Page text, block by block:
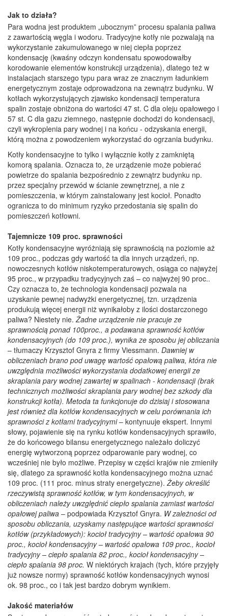
Jak to działa?
Para wodna jest produktem „ubocznym” procesu spalania paliwa
z zawartością węgla i wodoru. Tradycyjne kotły nie pozwalają na
wykorzystanie zakumulowanego w niej ciepła poprzez
kondensację (kwaśny odczyn kondensatu spowodowałby
korodowanie elementów konstrukcji urządzenia), dlatego też w
instalacjach starszego typu para wraz ze znacznym ładunkiem
energetycznym zostaje odprowadzona na zewnątrz budynku. W
kotłach wykorzystujących zjawisko kondensacji temperatura
spalin zostaje obniżona do wartości 47 st. C dla oleju opałowego i
57 st. C dla gazu ziemnego, następnie dochodzi do kondensacji,
czyli wykroplenia pary wodnej i na końcu - odzyskania energii,
którą można z powodzeniem wykorzystać do ogrzania budynku.
Kotły kondensacyjne to tylko i wyłącznie kotły z zamkniętą
komorą spalania. Oznacza to, że urządzenie może pobierać
powietrze do spalania bezpośrednio z zewnątrz budynku np.
przez specjalny przewód w ścianie zewnętrznej, a nie z
pomieszczenia, w którym zainstalowany jest kocioł. Ponadto
ogranicza to do minimum ryzyko przedostania się spalin do
pomieszczeń kotłowni.
Tajemnicze 109 proc. sprawności
Kotły kondensacyjne wyróżniają się sprawnością na poziomie aż
109 proc., podczas gdy wartość ta dla innych urządzeń, np.
nowoczesnych kotłów niskotemperaturowych, osiąga co najwyżej
95 proc., w przypadku tradycyjnych zaś – co najwyżej 90 proc..
Czy oznacza to, że technologia kondensacji pozwala na
uzyskanie pewnej nadwyżki energetycznej, tzn. urządzenia
produkują więcej energii niż wynikałoby z ilości dostarczonego
paliwa? Niestety nie. Żadne urządzenie nie pracuje ze
sprawnością ponad 100proc., a podawana sprawność kotłów
kondensacyjnych (do 109 proc.), wynika ze sposobu jej obliczania
– tłumaczy Krzysztof Gnyra z firmy Viessmann. Dawniej w
obliczeniach brano pod uwagę wartość opałową paliwa, która nie
uwzględnia możliwości wykorzystania dodatkowej energii ze
skraplania pary wodnej zawartej w spalinach - kondensacji (brak
technicznych możliwości skraplania pary wodnej bez szkody dla
konstrukcji kotła). Metoda ta funkcjonuje do dzisiaj i stosowana
jest również dla kotłów kondensacyjnych w celu porównania ich
sprawności z kotłami tradycyjnymi– kontynuuje ekspert. Innymi
słowy, pojawienie się na rynku kotłów kondensacyjnych sprawiło,
że do końcowego bilansu energetycznego należało doliczyć
energię wytworzoną poprzez odparowanie pary wodnej, co
wcześniej nie było możliwe. Przepisy w części krajów nie zmieniły
się, dlatego za sprawność kotła kondensacyjnego można uznać
109 proc. (111 proc. minus straty energetyczne). Żeby określić
rzeczywistą sprawność kotłów, w tym kondensacyjnych, w
obliczeniach należy uwzględnić ciepło spalania zamiast wartości
opałowej paliwa – podpowiada Krzysztof Gnyra. W zależności od
sposobu obliczania, uzyskamy następujące wartości sprawności
kotłów (przykładowych): kocioł tradycyjny – wartość opałowa 90
proc., kocioł kondensacyjny – wartość opałowa 109 proc., kocioł
tradycyjny – ciepło spalania 82 proc., kocioł kondensacyjny –
ciepło spalania 98 proc. W niektórych krajach (tych, które przyjęły
już nowsze normy) sprawność kotłów kondensacyjnych wynosi
ok. 98 proc., co i tak jest bardzo dobrym wynikiem.
Jakość materiałów